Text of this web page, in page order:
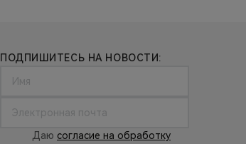
ПОДПИШИТЕСЬ НА НОВОСТИ:
Даю согласие на обработку